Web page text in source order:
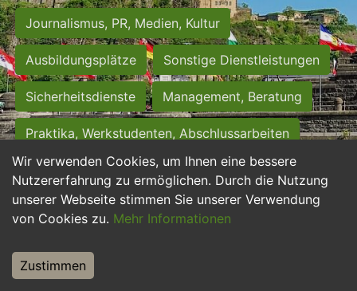
Wir verwenden Cookies, um Ihnen eine bessere
Nutzererfahrung zu ermöglichen. Durch die Nutzung
unserer Webseite stimmen Sie unserer Verwendung
von Cookies zu. Mehr Informationen
Zustimmen
Journalismus, PR, Medien, Kultur
Ausbildungsplätze Sonstige Dienstleistungen
Sicherheitsdienste Management, Beratung
Praktika, Werkstudenten, Abschlussarbeiten
Personalwesen Assistenz, Sekretariat
Hilfskräfte, Aushilfs- und Nebenjobs
Weiterbildung, Studium, duale Ausbildung